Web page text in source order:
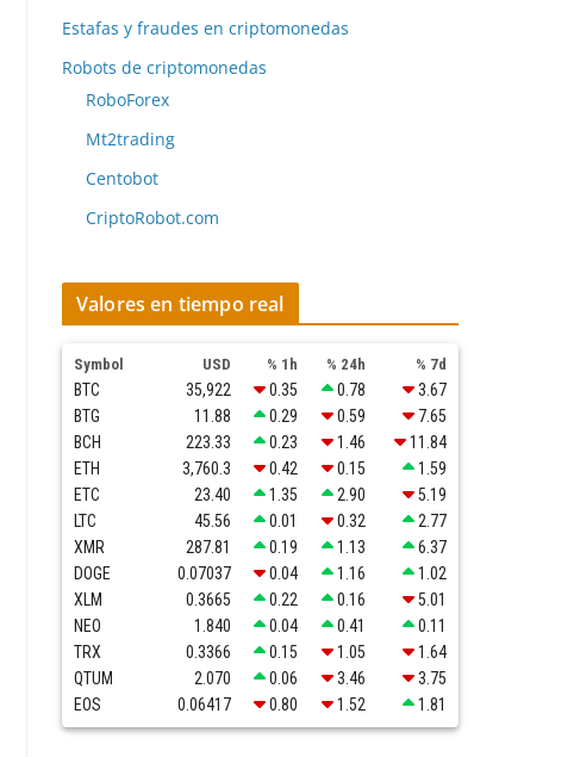
Estafas y fraudes en criptomonedas
Robots de criptomonedas
RoboForex
Mt2trading
Centobot
CriptoRobot.com
Valores en tiempo real
Symbol USD % 1h % 24h % 7d
BTC 35,922 0.35 0.78
3.67
BTG
11.88 0.29 0.59
7.65
BCH
223.33 0.23 1.46
11.84
ETH
3,760.3 0.42 0.15
1.59
ETC
23.40 1.35 2.90
5.19
LTC
45.56 0.01 0.32
2.77
XMR
287.81 0.19 1.13
6.37
DOGE
0.07037 0.04 1.16
1.02
XLM
0.3665 0.22 0.16
5.01
NEO
1.840 0.04 0.41
0.11
TRX
0.3366 0.15 1.05
1.64
QTUM
2.070 0.06 3.46
3.75
EOS
0.06417 0.80 1.52 1.81